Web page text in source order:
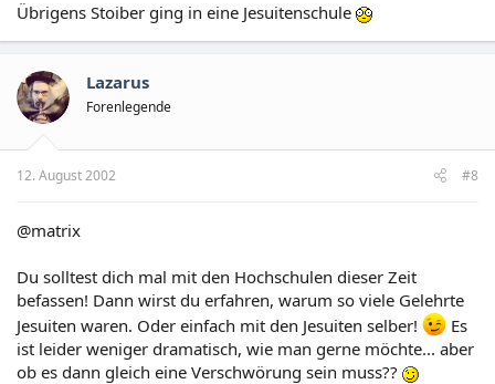
Übrigens Stoiber ging in eine Jesuitenschule
Lazarus
Forenlegende
12. August 2002 #8
@matrix
Du solltest dich mal mit den Hochschulen dieser Zeit
befassen! Dann wirst du erfahren, warum so viele Gelehrte
Jesuiten waren. Oder einfach mit den Jesuiten selber!
Es
ist leider weniger dramatisch, wie man gerne möchte... aber
ob es dann gleich eine Verschwörung sein muss??